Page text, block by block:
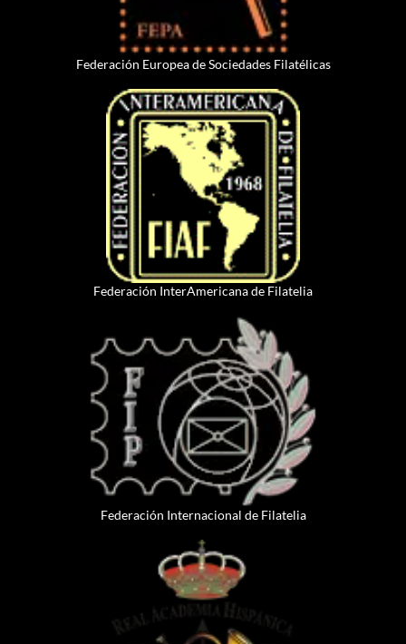
Federación Europea de Sociedades Filatélicas
Federación InterAmericana de Filatelia
Federación Internacional de Filatelia